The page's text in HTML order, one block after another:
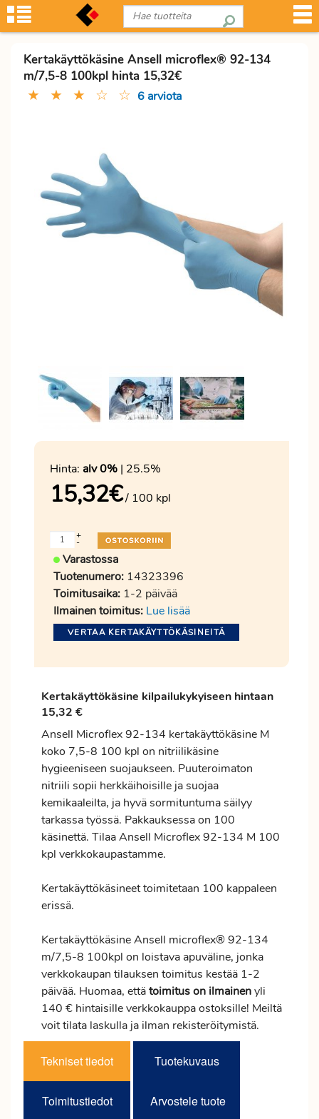
Kertakäyttökäsine Ansell microflex® 92-134
m/7,5-8 100kpl hinta 15,32€
★ ★ ★ ☆ ☆ 6 arviota
Hinta: alv 0% | 25.5%
15,32€/ 100 kpl
-
+
Varastossa
Tuotenumero: 14323396
Toimitusaika: 1-2 päivää
Ilmainen toimitus: Lue lisää
VERTAA KERTAKÄYTTÖKÄSINEITÄ
Kertakäyttökäsine kilpailukykyiseen hintaan
15,32 €
Ansell Microflex 92-134 kertakäyttökäsine M
koko 7,5-8 100 kpl on nitriilikäsine
hygieeniseen suojaukseen. Puuteroimaton
nitriili sopii herkkäihoisille ja suojaa
kemikaaleilta, ja hyvä sormituntuma säilyy
tarkassa työssä. Pakkauksessa on 100
käsinettä. Tilaa Ansell Microflex 92-134 M 100
kpl verkkokaupastamme.
Kertakäyttökäsineet toimitetaan 100 kappaleen
erissä.
Kertakäyttökäsine Ansell microflex® 92-134
m/7,5-8 100kpl on loistava apuväline, jonka
verkkokaupan tilauksen toimitus kestää 1-2
päivää. Huomaa, ettätoimituson ilmainenyli
140 € hintaisille verkkokauppa ostoksille! Meiltä
voit tilata laskulla ja ilman rekisteröitymistä.
Tekniset tiedot Tuotekuvaus
Toimitustiedot Arvostele tuote